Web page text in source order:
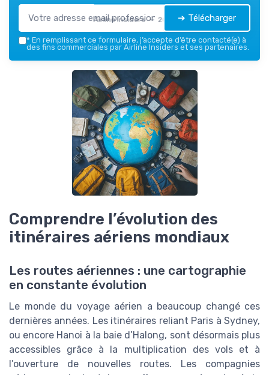
Airline Insiders — 2026 ➔ Télécharger
* En remplissant ce formulaire, j’accepte d’être contacté(e) à
des fins commerciales par Airline Insiders et ses partenaires.
Comprendre l’évolution des
itinéraires aériens mondiaux
Les routes aériennes : une cartographie
en constante évolution
Le monde du voyage aérien a beaucoup changé ces
dernières années. Les itinéraires reliant Paris à Sydney,
ou encore Hanoi à la baie d’Halong, sont désormais plus
accessibles grâce à la multiplication des vols et à
l’ouverture de nouvelles routes. Les compagnies